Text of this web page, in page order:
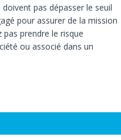
pas dépasser le seuil
pour assurer de la mission
prendre le risque
ou associé dans un